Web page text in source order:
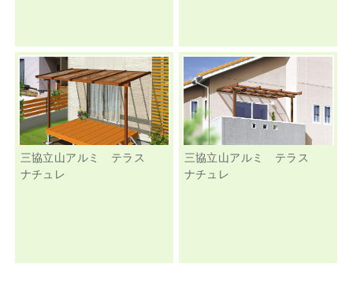
三協立山アルミ テラス
ナチュレ
三協立山アルミ テラス
ナチュレ